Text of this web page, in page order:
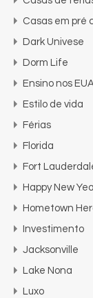
Casas em pré
Dark Univese
Dorm Life
Ensino nos
Estilo de vida
Férias
Florida
Fort
Happy New
Hometown
Investimento
Jacksonville
Lake Nona
Luxo